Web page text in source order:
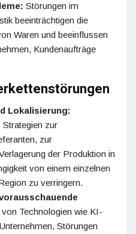
Störungen im
beeinträchtigen die
Waren und beeinflussen
Kundenaufträge
Lokalisierung:
Strategien zur
zur
der Produktion in
von einem einzelnen
zu verringern.
Technologien wie KI-
Störungen